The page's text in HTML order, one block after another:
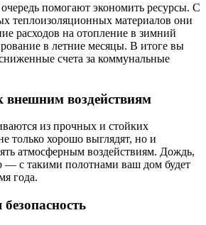
помогают экономить ресурсы. С
теплоизоляционных материалов они
расходов на отопление в зимний
в летние месяцы. В итоге вы
счета за коммунальные
внешним воздействиям
из прочных и стойких
только хорошо выглядят, но и
атмосферным воздействиям. Дождь,
— с такими полотнами ваш дом будет
года.